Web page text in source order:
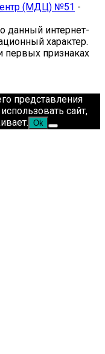
(МДЦ) №51 -
данный интернет-
характер.
первых признаках
представления
сайт,
Ok